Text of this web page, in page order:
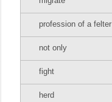
profession of a felter
not only
fight
herd